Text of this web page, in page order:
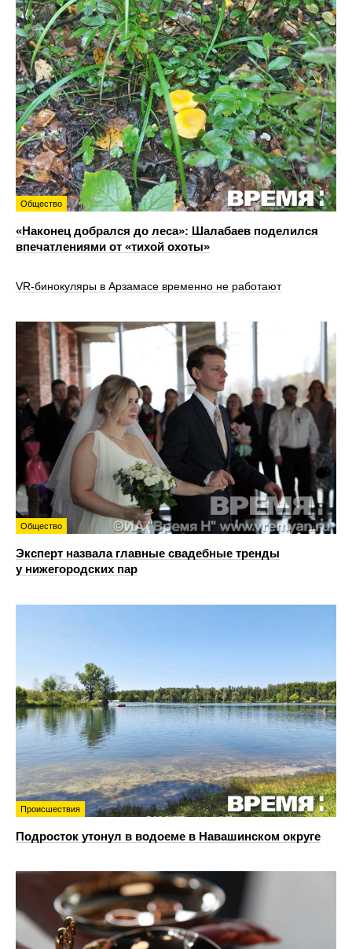
Общество
«Наконец добрался до леса»: Шалабаев поделился
впечатлениями от «тихой охоты»
VR‑бинокуляры в Арзамасе временно не работают
Общество
Эксперт назвала главные свадебные тренды
у нижегородских пар
Происшествия
Подросток утонул в водоеме в Навашинском округе